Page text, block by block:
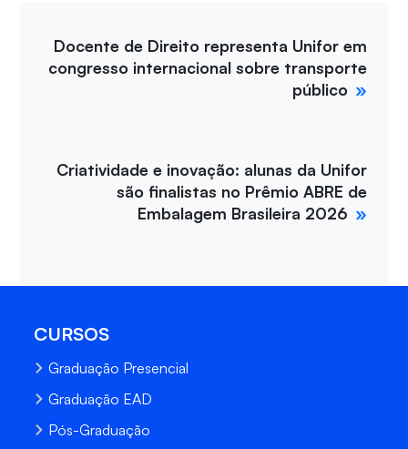
Docente de Direito representa Unifor em
congresso internacional sobre transporte
público
Criatividade e inovação: alunas da Unifor
são finalistas no Prêmio ABRE de
Embalagem Brasileira 2026
CURSOS
Graduação Presencial
Graduação EAD
Pós-Graduação